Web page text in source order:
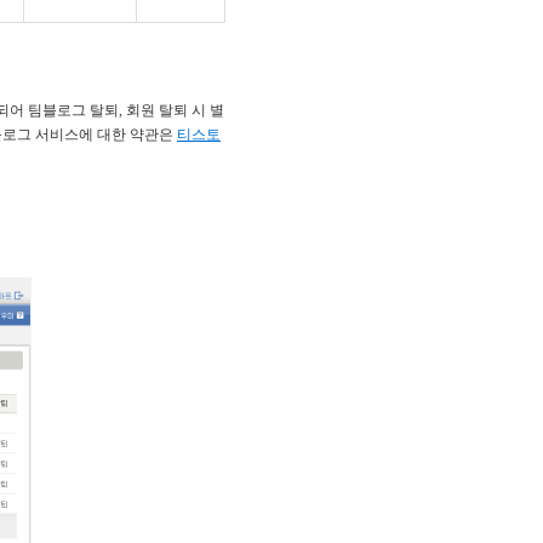
팀블로그 탈퇴, 회원 탈퇴 시 별
그 서비스에 대한 약관은 티스토